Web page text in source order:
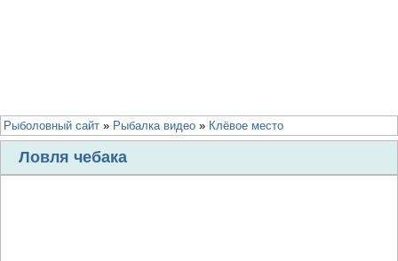
Рыболовный сайт » Рыбалка видео » Клёвое место
Ловля чебака